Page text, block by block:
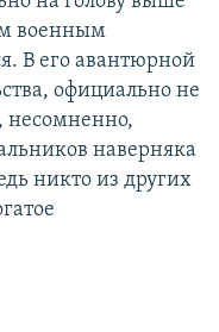
военным
В его авантюрной
официально не
несомненно,
наверняка
никто из других